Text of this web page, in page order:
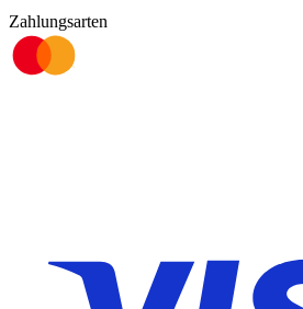
Zahlungsarten